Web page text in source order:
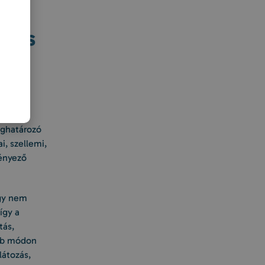
szellemi,
nem
a
módon